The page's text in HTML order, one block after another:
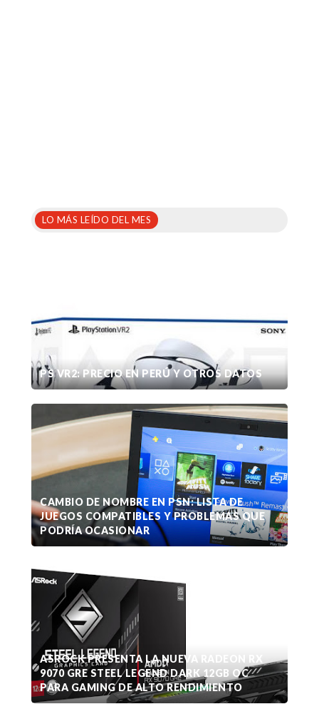
LO MÁS LEÍDO DEL MES
PS VR2: PRECIO EN PERÚ Y OTROS DATOS
CAMBIO DE NOMBRE EN PSN: LISTA DE
JUEGOS COMPATIBLES Y PROBLEMAS QUE
PODRÍA OCASIONAR
ASROCK PRESENTA LA NUEVA RADEON RX
9070 GRE STEEL LEGEND DARK 12GB OC
PARA GAMING DE ALTO RENDIMIENTO